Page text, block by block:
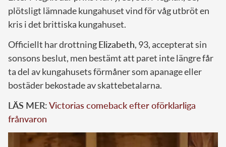
plötsligt lämnade kungahuset vind för våg utbröt en
kris i det brittiska kungahuset.
Officiellt har drottningElizabeth, 93, accepterat sin
sonsons beslut, men bestämt att paret inte längre får
ta del av kungahusets förmåner som apanage eller
bostäder bekostade av skattebetalarna.
LÄS MER:Victorias comeback efter oförklarliga
frånvaron